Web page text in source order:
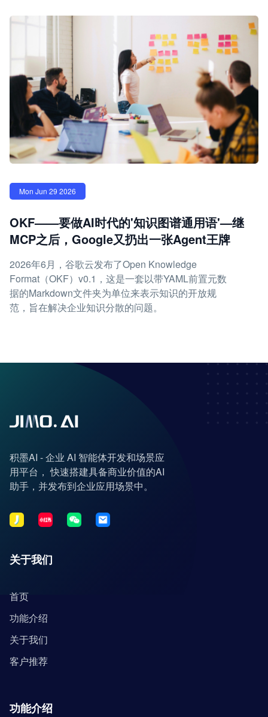
Mon Jun 29 2026
OKF——要做AI时代的'知识图谱通用语'—继
MCP之后，Google又扔出一张Agent王牌
2026年6月，谷歌云发布了Open Knowledge
Format（OKF）v0.1，这是一套以带YAML前置元数
据的Markdown文件夹为单位来表示知识的开放规
范，旨在解决企业知识分散的问题。
积墨AI - 企业 AI 智能体开发和场景应
用平台， 快速搭建具备商业价值的AI
助手，并发布到企业应用场景中。
关于我们
首页
功能介绍
关于我们
客户推荐
功能介绍